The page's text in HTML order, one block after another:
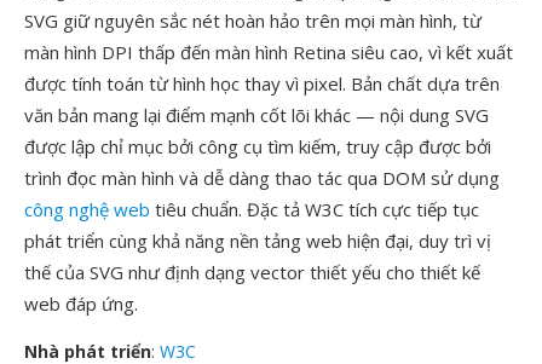
SVG giữ nguyên sắc nét hoàn hảo trên mọi màn hình, từ
màn hình DPI thấp đến màn hình Retina siêu cao, vì kết xuất
được tính toán từ hình học thay vì pixel. Bản chất dựa trên
văn bản mang lại điểm mạnh cốt lõi khác — nội dung SVG
được lập chỉ mục bởi công cụ tìm kiếm, truy cập được bởi
trình đọc màn hình và dễ dàng thao tác qua DOM sử dụng
công nghệ web tiêu chuẩn. Đặc tả W3C tích cực tiếp tục
phát triển cùng khả năng nền tảng web hiện đại, duy trì vị
thế của SVG như định dạng vector thiết yếu cho thiết kế
web đáp ứng.
Nhà phát triển: W3C